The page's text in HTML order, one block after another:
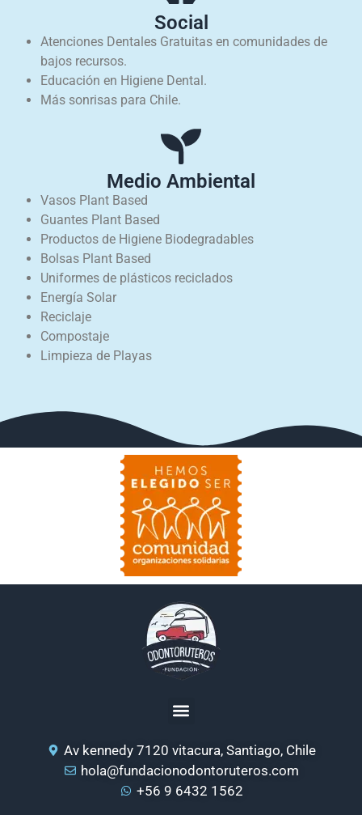
Social
Atenciones Dentales Gratuitas en comunidades de
bajos recursos.
Educación en Higiene Dental.
Más sonrisas para Chile.
Medio Ambiental
Vasos Plant Based
Guantes Plant Based
Productos de Higiene Biodegradables
Bolsas Plant Based
Uniformes de plásticos reciclados
Energía Solar
Reciclaje
Compostaje
Limpieza de Playas
Av kennedy 7120 vitacura, Santiago, Chile
hola@fundacionodontoruteros.com
+56 9 6432 1562